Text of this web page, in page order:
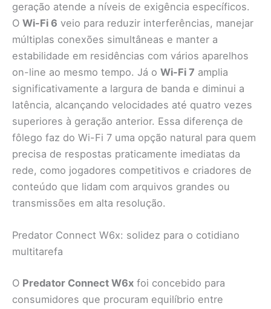
geração atende a níveis de exigência específicos.
O Wi-Fi 6 veio para reduzir interferências, manejar
múltiplas conexões simultâneas e manter a
estabilidade em residências com vários aparelhos
on-line ao mesmo tempo. Já o Wi-Fi 7 amplia
significativamente a largura de banda e diminui a
latência, alcançando velocidades até quatro vezes
superiores à geração anterior. Essa diferença de
fôlego faz do Wi-Fi 7 uma opção natural para quem
precisa de respostas praticamente imediatas da
rede, como jogadores competitivos e criadores de
conteúdo que lidam com arquivos grandes ou
transmissões em alta resolução.
Predator Connect W6x: solidez para o cotidiano
multitarefa
O Predator Connect W6x foi concebido para
consumidores que procuram equilíbrio entre